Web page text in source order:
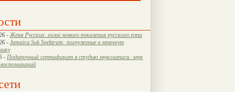
- Женя Русских: голос нового поколения русского рэпа
- Jamaica Suk Spektrum: погружение в мрачную
- Подарочный сертификат в студию звукозаписи: звук